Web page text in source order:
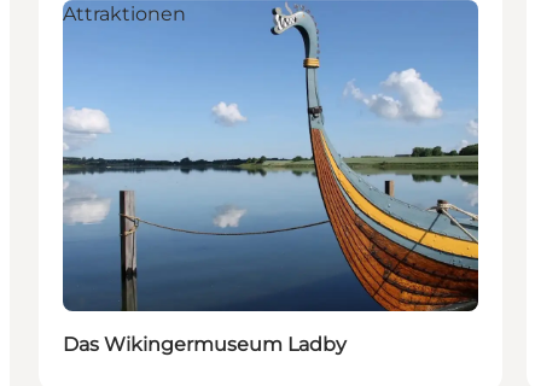
Attraktionen
Das Wikingermuseum Ladby